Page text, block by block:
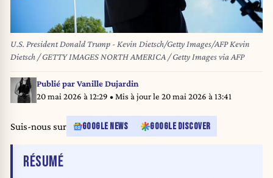
U.S. President Donald Trump - Kevin Dietsch/Getty Images/AFP Kevin
Dietsch / GETTY IMAGES NORTH AMERICA / Getty Images via AFP
Publié parVanille Dujardin
20 mai 2026 à 12:29 • Mis à jour le 20 mai 2026 à 13:41
Suis-nous sur GOOGLE NEWS GOOGLE DISCOVER
RÉSUMÉDE L'ARTICLE